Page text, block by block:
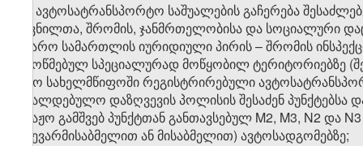
ე.ბ) ავტოსატრანსპორტო საშუალების გაჩერება
დევნილთა, შრომის, ჯანმრთელობისა და სოციალური
საჯარო სამართლის იურიდიული პირის – შრომის
შემოწმებულ სპეციალურად მოწყობილ ტერიტორიებზე
უცხო სახელმწიფოში რეგისტრირებული
სავალდებულო დაზღვევის პოლისის შესაძენ
საბაჟო გამშვებ პუნქტთან განთავსებულ M2, M3, N2
ნახევარმისაბმელით ან მისაბმელით) ავტოსადგომებზე;